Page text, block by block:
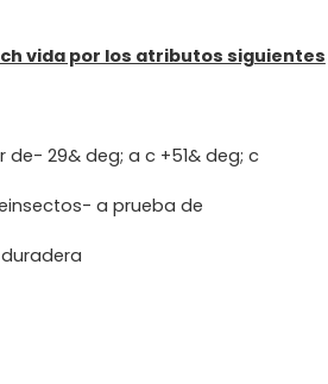
vida por los atributos siguientes
29& deg; a c +51& deg; c
a prueba de